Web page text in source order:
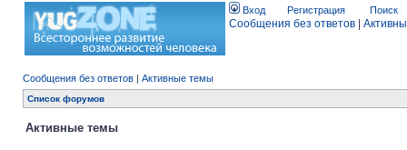
Вход Регистрация Поиск
Сообщения без ответов
Сообщения без ответов | Активные темы
Список форумов
Активные темы